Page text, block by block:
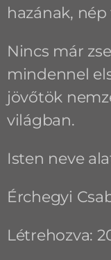
hazának,
Nincs már
mindennel
jövőtök
világban.
Isten neve
Érchegyi
Létrehozva: